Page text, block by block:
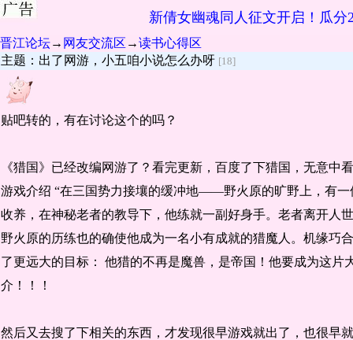
新倩女幽魂同人征文开启！瓜分
晋江论坛→ 网友交流区 →读书心得区
主题：出了网游，小五咱小说怎么办呀 [18]
贴吧转的，有在讨论这个的吗？
《猎国》已经改编网游了？看完更新，百度了下猎国，无意中
游戏介绍 “在三国势力接壤的缓冲地——野火原的旷野上，有
收养，在神秘老者的教导下，他练就一副好身手。老者离开人
野火原的历练也的确使他成为一名小有成就的猎魔人。机缘巧
了更远大的目标： 他猎的不再是魔兽，是帝国！他要成为这片
介！！！
然后又去搜了下相关的东西，才发现很早游戏就出了，也很早